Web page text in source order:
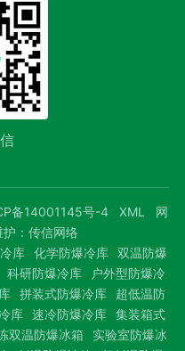
备14001145号-4 XML
网
： 传信网络
库 化学防爆冷库 双温防爆
科研防爆冷库
户外型防爆冷
拼装式防爆冷库
超低温防
库 速冷防爆冷库 集装箱式
双温防爆冰箱
实验室防爆冰